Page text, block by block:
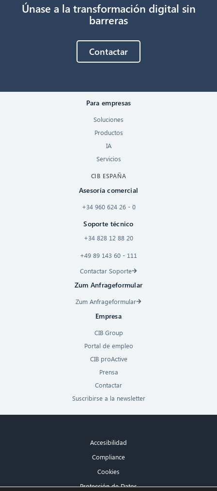
Únase a la transformación digital sin
barreras
Contactar
Para empresas
Soluciones
Productos
IA
Servicios
CIB ESPAÑA
Asesoría comercial
+34 960 624 26 - 0
Soporte técnico
+34 828 12 88 20
+49 89 143 60 - 111
Contactar Soporte
Zum Anfrageformular
Zum Anfrageformular
Empresa
CIB Group
Portal de empleo
CIB proActive
Prensa
Contactar
Suscribirse a la newsletter
Accesibilidad
Compliance
Cookies
Protección de Datos